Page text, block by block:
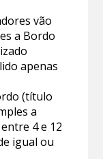
vão
a Bordo
apenas
(título
a
4 e 12
igual ou